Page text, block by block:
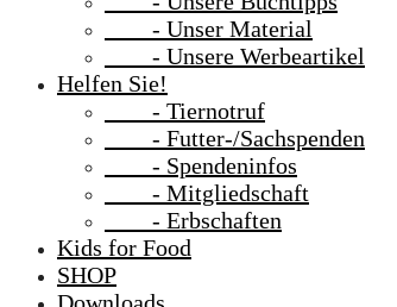
- Unser Material
- Unsere Werbeartikel
Helfen Sie!
- Tiernotruf
- Futter-/Sachspenden
- Spendeninfos
- Mitgliedschaft
- Erbschaften
Kids for Food
SHOP